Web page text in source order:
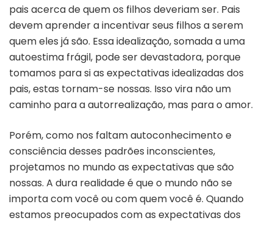
pais acerca de quem os filhos deveriam ser. Pais
devem aprender a incentivar seus filhos a serem
quem eles já são. Essa idealização, somada a uma
autoestima frágil, pode ser devastadora, porque
tomamos para si as expectativas idealizadas dos
pais, estas tornam-se nossas. Isso vira não um
caminho para a autorrealização, mas para o amor.
Porém, como nos faltam autoconhecimento e
consciência desses padrões inconscientes,
projetamos no mundo as expectativas que são
nossas. A dura realidade é que o mundo não se
importa com você ou com quem você é. Quando
estamos preocupados com as expectativas dos